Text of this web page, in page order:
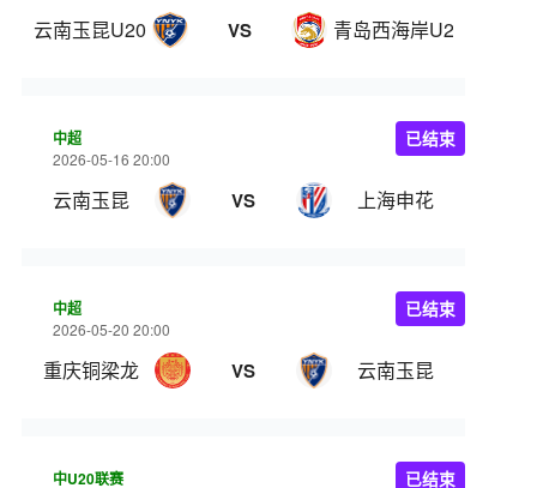
云南玉昆U20 VS 青岛西海岸U20
中超
2026-05-16 20:00
云南玉昆 VS 上海申花
已结束
中超
2026-05-20 20:00
重庆铜梁龙 VS 云南玉昆
已结束
中U20联赛 已结束